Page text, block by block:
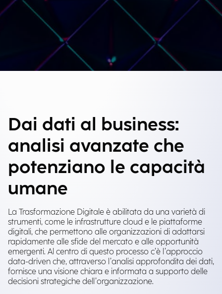
Dai dati al business:
analisi avanzate che
potenziano le capacità
umane
La Trasformazione Digitale è abilitata da una varietà di
strumenti, come le infrastrutture cloud e le piattaforme
digitali, che permettono alle organizzazioni di adattarsi
rapidamente alle sfide del mercato e alle opportunità
emergenti. Al centro di questo processo c’è l’approccio
data-driven che, attraverso l’analisi approfondita dei dati,
fornisce una visione chiara e informata a supporto delle
decisioni strategiche dell’organizzazione.